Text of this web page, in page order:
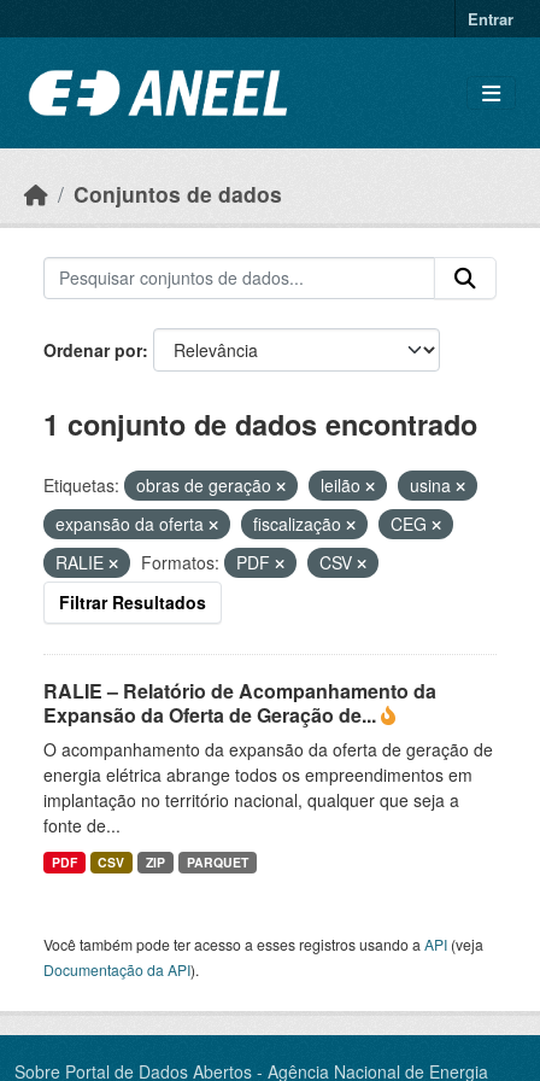
Entrar
Conjuntos de dados
Ordenar por
1 conjunto de dados encontrado
Etiquetas: obras de geração leilão
usina
expansão da oferta
fiscalização
CEG
RALIE
Formatos: PDF
CSV
Filtrar Resultados
RALIE – Relatório de Acompanhamento da
Expansão da Oferta de Geração de...
O acompanhamento da expansão da oferta de geração de
energia elétrica abrange todos os empreendimentos em
implantação no território nacional, qualquer que seja a
fonte de...
PDF CSV ZIP PARQUET
Você também pode ter acesso a esses registros usando a API (veja
Documentação da API).
Sobre Portal de Dados Abertos - Agência Nacional de Energia